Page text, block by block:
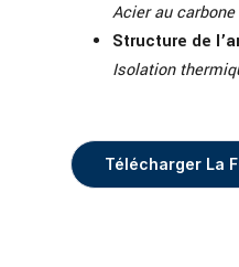
Acier au
Structure de
Isolation
Télécharger La